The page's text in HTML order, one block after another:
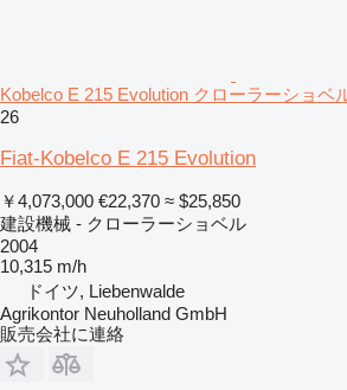
Kobelco E 215 Evolution クローラーショベ
26
Fiat-Kobelco E 215 Evolution
￥4,073,000 €22,370 ≈ $25,850
建設機械 - クローラーショベル
2004
10,315 m/h
ドイツ, Liebenwalde
Agrikontor Neuholland GmbH
販売会社に連絡